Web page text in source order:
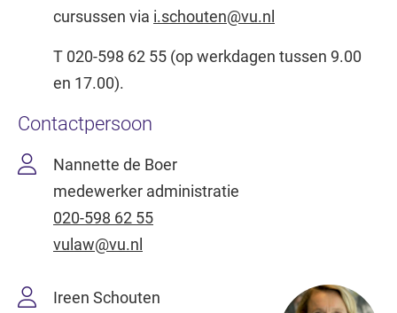
cursussen via i.schouten@vu.nl
T 020-598 62 55 (op werkdagen tussen 9.00
en 17.00).
Contactpersoon
Nannette de Boer
medewerker administratie
020-598 62 55
vulaw@vu.nl
Ireen Schouten